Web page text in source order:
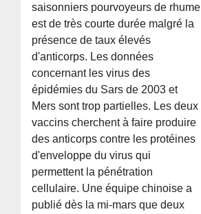
saisonniers pourvoyeurs de rhume
est de très courte durée malgré la
présence de taux élevés
d'anticorps. Les données
concernant les virus des
épidémies du Sars de 2003 et
Mers sont trop partielles. Les deux
vaccins cherchent à faire produire
des anticorps contre les protéines
d'enveloppe du virus qui
permettent la pénétration
cellulaire. Une équipe chinoise a
publié dès la mi-mars que deux